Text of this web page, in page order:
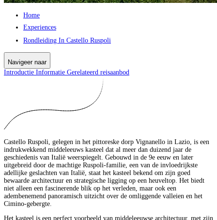
Home
Experiences
Rondleiding In Castello Ruspoli
Navigeer naar
Introductie Informatie Gerelateerd reisaanbod
Castello Ruspoli, gelegen in het pittoreske dorp Vignanello in Lazio, is een
indrukwekkend middeleeuws kasteel dat al meer dan duizend jaar de
geschiedenis van Italië weerspiegelt. Gebouwd in de 9e eeuw en later
uitgebreid door de machtige Ruspoli-familie, een van de invloedrijkste
adellijke geslachten van Italië, staat het kasteel bekend om zijn goed
bewaarde architectuur en strategische ligging op een heuveltop. Het biedt
niet alleen een fascinerende blik op het verleden, maar ook een
adembenemend panoramisch uitzicht over de omliggende valleien en het
Cimino-gebergte.
Het kasteel is een perfect voorbeeld van middeleeuwse architectuur, met zijn